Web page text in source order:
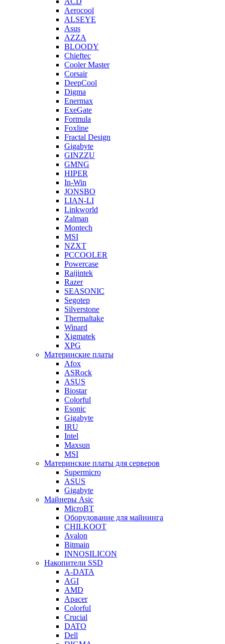
Aerocool
ALSEYE
Asus
AZZA
BLOODY
Chieftec
Cooler Master
Corsair
DeepCool
Digma
Enermax
ExeGate
Formula
Foxline
Fractal Design
Gigabyte
GINZZU
GMNG
HIPER
In-Win
JONSBO
LIAN-LI
Linkworld
Zalman
Montech
MSI
NZXT
PCCOOLER
Powercase
Raijintek
Razer
SEASONIC
Segotep
Silverstone
Thermaltake
Winard
Xigmatek
XPG
Материнские платы
Afox
ASRock
ASUS
Biostar
Colorful
Esonic
Gigabyte
IRU
Intel
Maxsun
MSI
Материнские платы для серверов
Supermicro
ASUS
Gigabyte
Майнеры Asic
MicroBT
Оборудование для майнинга
CHILKOOT
Avalon
Bitmain
INNOSILICON
Накопители SSD
A-DATA
AGI
AMD
Apacer
Colorful
Crucial
DATO
Dell